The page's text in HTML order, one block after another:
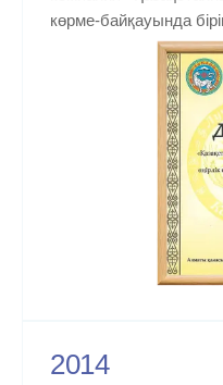
көрме-байқауында
2014